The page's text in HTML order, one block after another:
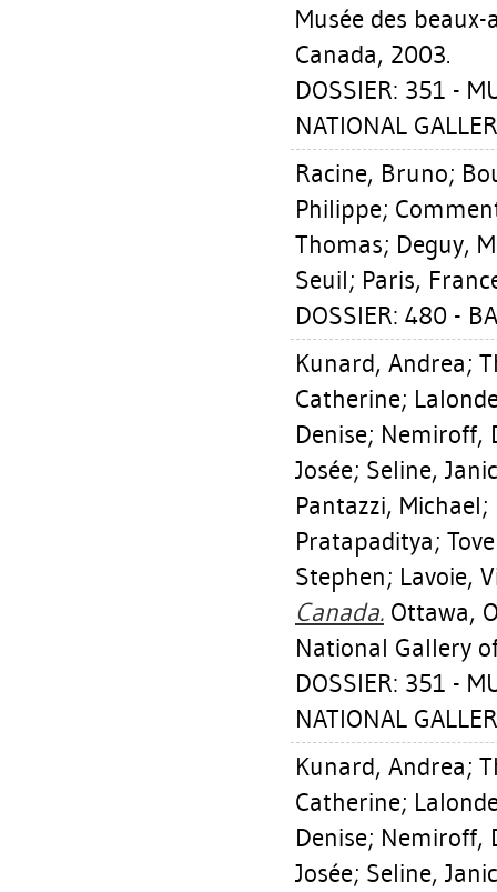
Musée des
Canada, 2003.
DOSSIER: 351 -
NATIONAL
Racine, Bruno;
Philippe;
Thomas; Deguy,
Seuil; Paris,
DOSSIER: 480 -
Kunard, Andrea;
Catherine;
Denise; Nemiroff,
Josée; Seline,
Pantazzi, Michael;
Pratapaditya;
Stephen; Lavoie,
Canada. Ottawa,
National Gallery
DOSSIER: 351 -
NATIONAL
Kunard, Andrea;
Catherine;
Denise; Nemiroff,
Josée; Seline,